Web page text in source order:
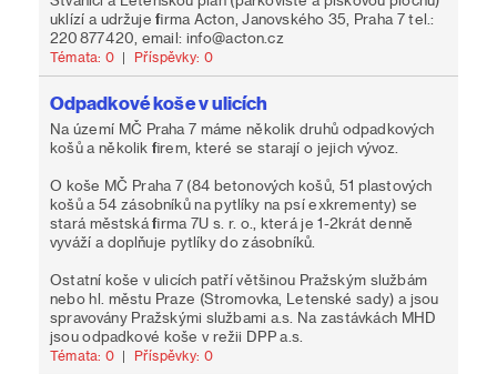
uklízí a udržuje firma Acton, Janovského 35, Praha 7 tel.:
220 877 420, email: info@acton.cz
Témata: 0 | Příspěvky: 0
Odpadkové koše v ulicích
Na území MČ Praha 7 máme několik druhů odpadkových
košů a několik firem, které se starají o jejich vývoz.
O koše MČ Praha 7 (84 betonových košů, 51 plastových
košů a 54 zásobníků na pytlíky na psí exkrementy) se
stará městská firma 7U s. r. o., která je 1-2krát denně
vyváží a doplňuje pytlíky do zásobníků.
Ostatní koše v ulicích patří většinou Pražským službám
nebo hl. městu Praze (Stromovka, Letenské sady) a jsou
spravovány Pražskými službami a.s. Na zastávkách MHD
jsou odpadkové koše v režii DPP a.s.
Témata: 0 | Příspěvky: 0